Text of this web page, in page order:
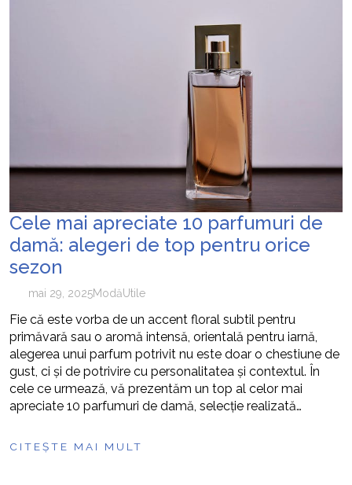
Cele mai apreciate 10 parfumuri de
damă: alegeri de top pentru orice
sezon
mai 29, 2025ModăUtile
Fie că este vorba de un accent floral subtil pentru
primăvară sau o aromă intensă, orientală pentru iarnă,
alegerea unui parfum potrivit nu este doar o chestiune de
gust, ci și de potrivire cu personalitatea și contextul. În
cele ce urmează, vă prezentăm un top al celor mai
apreciate 10 parfumuri de damă, selecție realizată…
CITEȘTE MAI MULT